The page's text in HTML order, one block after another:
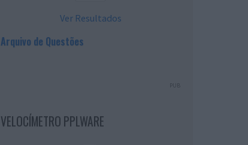
Ver Resultados
Arquivo de Questões
PUB
VELOCÍMETRO PPLWARE